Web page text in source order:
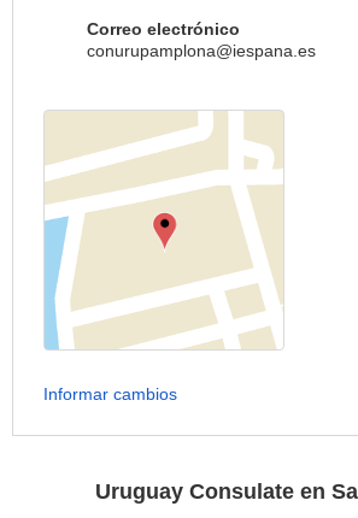
Correo electrónico
conurupamplona@iespana.es
Informar cambios
Uruguay Consulate en